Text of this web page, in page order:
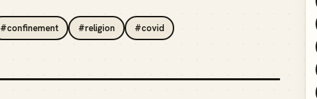
#confinement #religion #covid